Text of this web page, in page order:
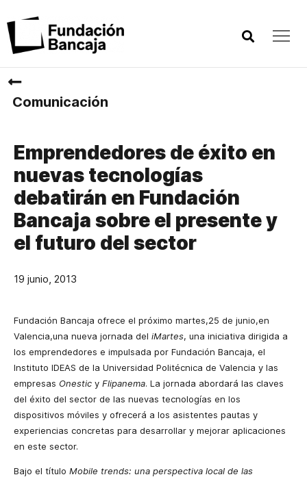
Comunicación
Emprendedores de éxito en
nuevas tecnologías
debatirán en Fundación
Bancaja sobre el presente y
el futuro del sector
19 junio, 2013
Fundación Bancaja ofrece el próximo martes,25 de junio,en
Valencia,una nueva jornada del iMartes, una iniciativa dirigida a
los emprendedores e impulsada por Fundación Bancaja, el
Instituto IDEAS de la Universidad Politécnica de Valencia y las
empresas Onestic y Flipanema. La jornada abordará las claves
del éxito del sector de las nuevas tecnologías en los
dispositivos móviles y ofrecerá a los asistentes pautas y
experiencias concretas para desarrollar y mejorar aplicaciones
en este sector.
Bajo el título Mobile trends: una perspectiva local de las